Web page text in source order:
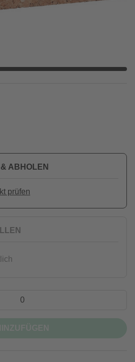
ABHOLEN
prüfen